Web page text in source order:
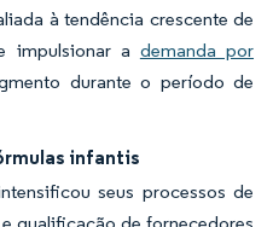
à tendência crescente de
impulsionar a demanda por
durante o período de
infantis
seus processos de